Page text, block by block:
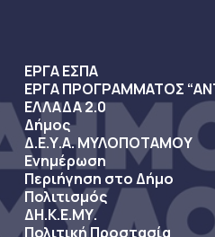
ΕΡΓΑ ΕΣΠΑ
ΕΡΓΑ ΠΡΟΓΡΑΜΜΑΤΟΣ
ΕΛΛΑΔΑ 2.0
Δήμος
Δ.Ε.Υ.Α. ΜΥΛΟΠΟΤΑΜΟΥ
Ενημέρωση
Περιήγηση στο Δήμο
Πολιτισμός
ΔΗ.Κ.Ε.ΜΥ.
Πολιτική Προστασία